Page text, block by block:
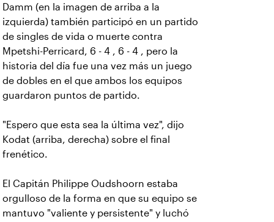
Damm (en la imagen de arriba a la
izquierda) también participó en un partido
de singles de vida o muerte contra
Mpetshi-Perricard, 6 - 4 , 6 - 4 , pero la
historia del día fue una vez más un juego
de dobles en el que ambos los equipos
guardaron puntos de partido.
"Espero que esta sea la última vez", dijo
Kodat (arriba, derecha) sobre el final
frenético.
El Capitán Philippe Oudshoorn estaba
orgulloso de la forma en que su equipo se
mantuvo "valiente y persistente" y luchó